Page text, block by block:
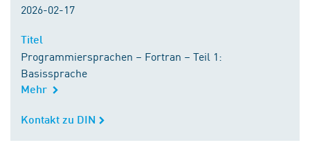
2026-02-17
Titel
Programmiersprachen – Fortran – Teil 1:
Basissprache
Mehr
Kontakt zu DIN
Kontakt zu DIN